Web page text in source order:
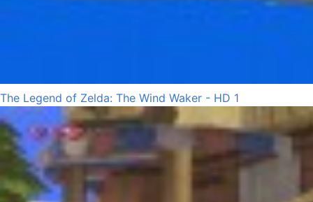
The Legend of Zelda: The Wind Waker - HD 1